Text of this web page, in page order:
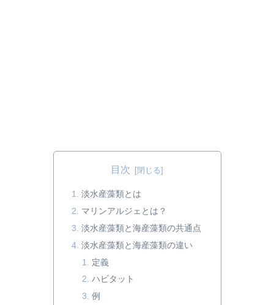
目次
淡水産藻類とは
マリンアルジェとは？
淡水産藻類と海産藻類の共通点
淡水産藻類と海産藻類の違い
定義
ハビタット
例